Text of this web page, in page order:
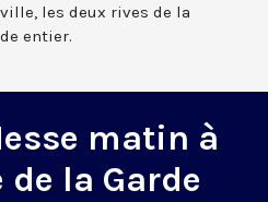
les deux rives de la
entier.
matin à
de la Garde